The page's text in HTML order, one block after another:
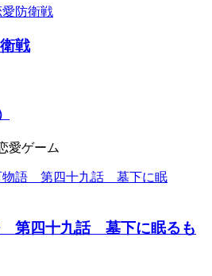
戦
愛ゲーム
第四十九話 墓下に眠るも